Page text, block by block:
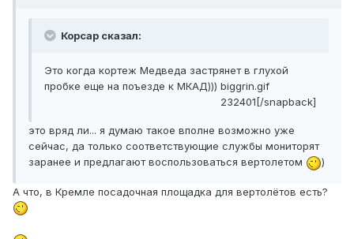
Корсар сказал:
Это когда кортеж Медведа застрянет в глухой
пробке еще на поъезде к МКАД))) biggrin.gif
232401[/snapback]
это вряд ли... я думаю такое вполне возможно уже
сейчас, да только соответствующие службы мониторят
заранее и предлагают воспользоваться вертолетом
)
А что, в Кремле посадочная площадка для вертолётов есть?